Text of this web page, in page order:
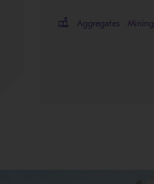
Aggregates Mining